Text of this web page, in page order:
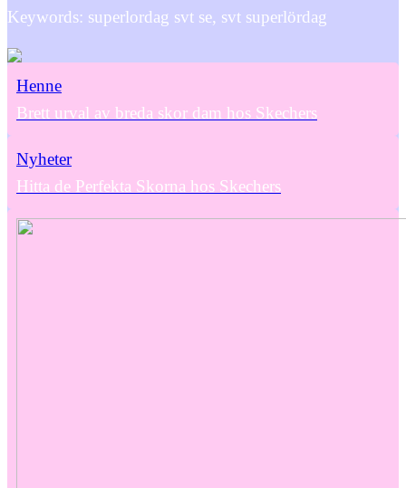
Keywords: superlordag svt se, svt superlördag
Henne
Brett urval av breda skor dam hos Skechers
Nyheter
Hitta de Perfekta Skorna hos Skechers